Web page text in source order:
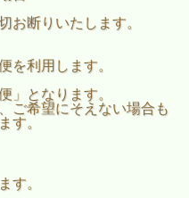
お断りいたします。
を利用します。
」となります。
ご希望にそえない場合も
す。
す。